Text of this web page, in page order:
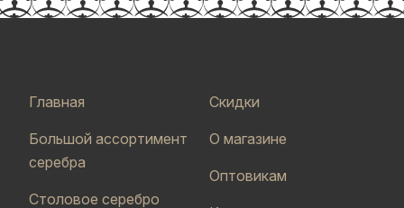
Главная
Большой ассортимент
серебра
Столовое серебро
Скидки
О магазине
Оптовикам